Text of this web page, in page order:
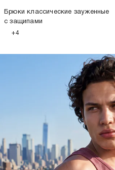
Брюки классические зауженные
с защипами
+4